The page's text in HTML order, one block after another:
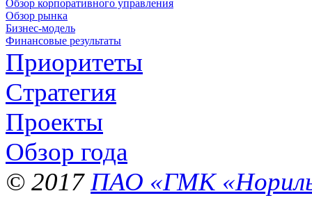
Обзор корпоративного управления
Обзор рынка
Бизнес-модель
Финансовые результаты
Приоритеты
Стратегия
Проекты
Обзор года
© 2017 ПАО «ГМК